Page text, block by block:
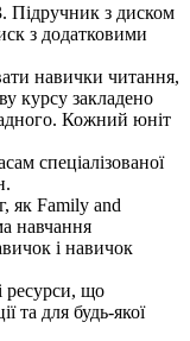
Підручник з диском
з додатковими
навички читання,
курсу закладено
Кожний юніт
спеціалізованої
як Family and
навчання
і навичок
ресурси, що
та для будь-якої